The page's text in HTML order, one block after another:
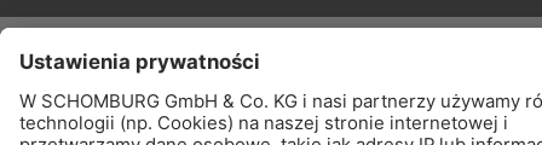
DO KALKULATORA
PRODUKTY